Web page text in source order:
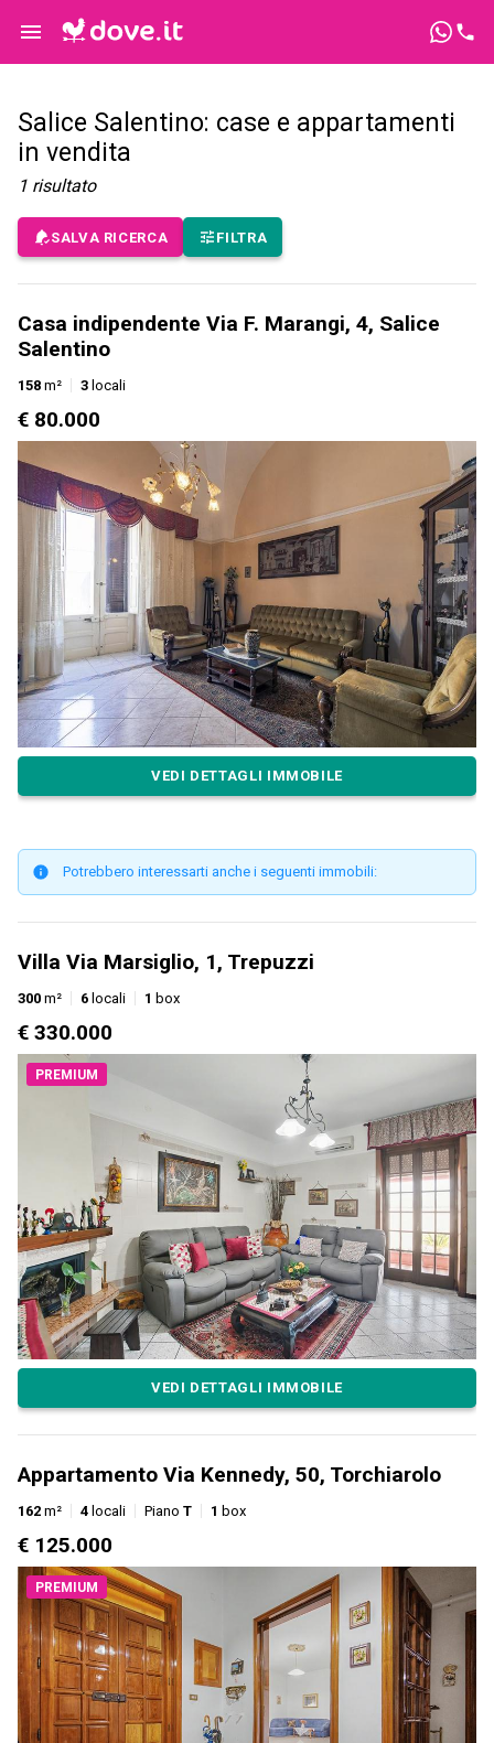
Salice Salentino: case e appartamenti
in vendita
1 risultato
SALVA RICERCA FILTRA
Casa indipendente Via F. Marangi, 4, Salice
Salentino
158 m² 3 locali
€ 80.000
VEDI DETTAGLI IMMOBILE
Potrebbero interessarti anche i seguenti immobili:
Villa Via Marsiglio, 1, Trepuzzi
300 m² 6 locali 1 box
€ 330.000
PREMIUM
VEDI DETTAGLI IMMOBILE
Appartamento Via Kennedy, 50, Torchiarolo
162 m² 4 locali Piano T 1 box
€ 125.000
PREMIUM